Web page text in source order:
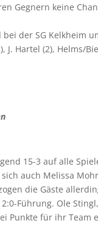
Gegnern keine
der SG Kelkheim
J. Hartel (2), Helms/
15-3 auf alle
auch Melissa
die Gäste
Führung. Ole
Punkte für ihr Team